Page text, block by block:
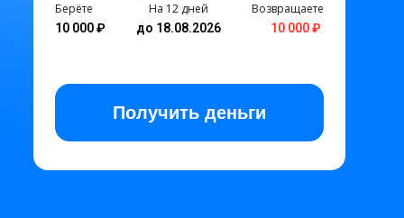
Берёте
10 000 ₽
На 12 дней
до 18.08.2026
Возвращаете
10 000 ₽
Получить деньги